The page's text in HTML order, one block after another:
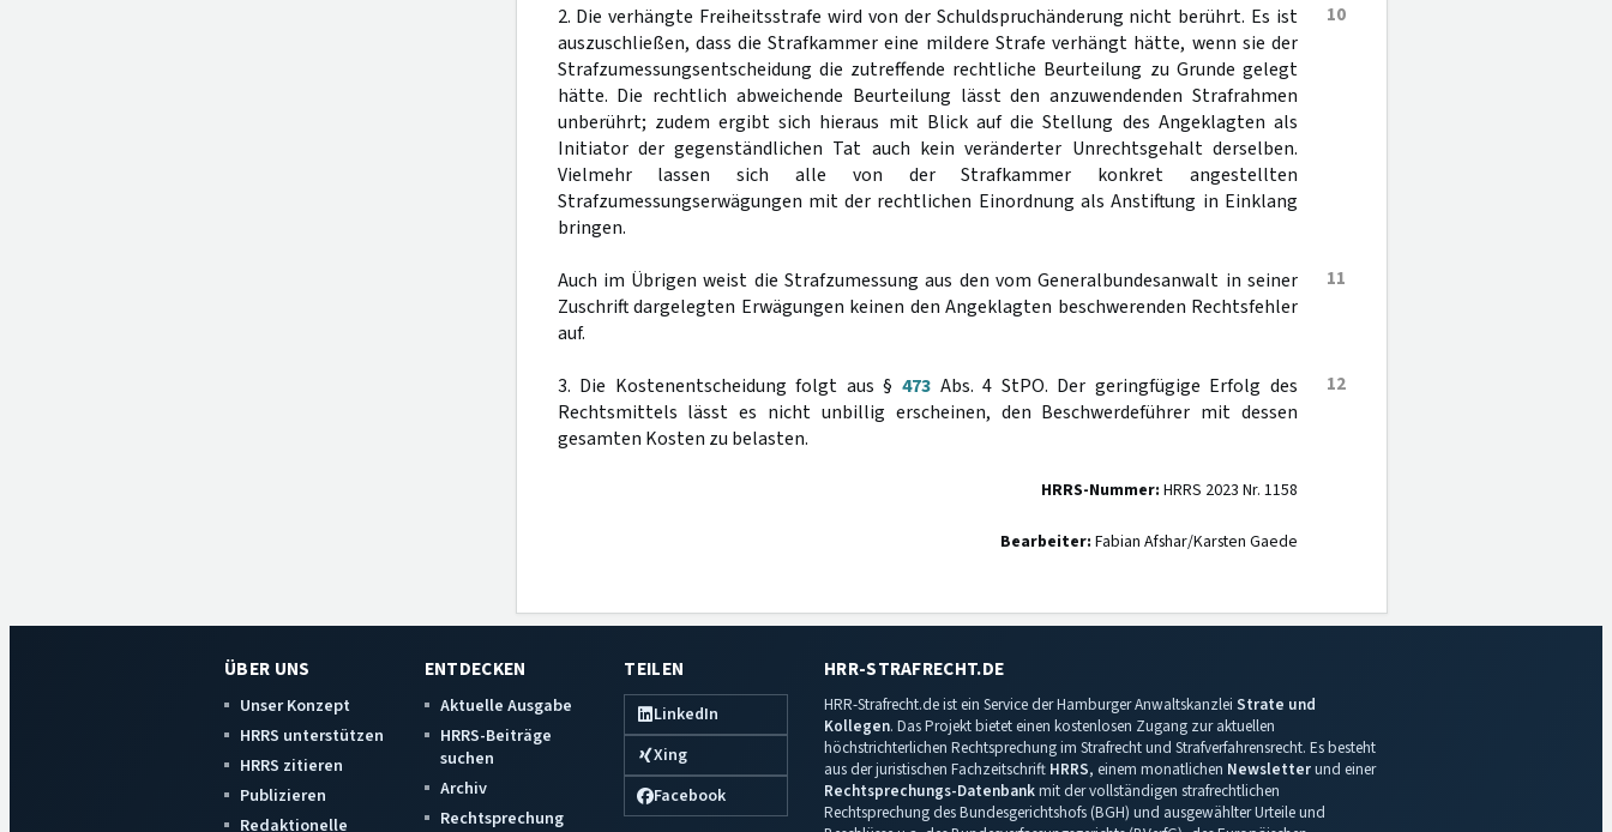
10
2. Die verhängte Freiheitsstrafe wird von der Schuldspruchänderung nicht berührt. Es ist
auszuschließen, dass die Strafkammer eine mildere Strafe verhängt hätte, wenn sie der
Strafzumessungsentscheidung die zutreffende rechtliche Beurteilung zu Grunde gelegt
hätte. Die rechtlich abweichende Beurteilung lässt den anzuwendenden Strafrahmen
unberührt; zudem ergibt sich hieraus mit Blick auf die Stellung des Angeklagten als
Initiator der gegenständlichen Tat auch kein veränderter Unrechtsgehalt derselben.
Vielmehr lassen sich alle von der Strafkammer konkret angestellten
Strafzumessungserwägungen mit der rechtlichen Einordnung als Anstiftung in Einklang
bringen.
11
Auch im Übrigen weist die Strafzumessung aus den vom Generalbundesanwalt in seiner
Zuschrift dargelegten Erwägungen keinen den Angeklagten beschwerenden Rechtsfehler
auf.
12
3. Die Kostenentscheidung folgt aus § 473Abs. 4 StPO. Der geringfügige Erfolg des
Rechtsmittels lässt es nicht unbillig erscheinen, den Beschwerdeführer mit dessen
gesamten Kosten zu belasten.
HRRS-Nummer: HRRS 2023 Nr. 1158
Bearbeiter: Fabian Afshar/Karsten Gaede
ÜBER UNS
Unser Konzept
HRRS unterstützen
HRRS zitieren
Publizieren
Redaktionelle
ENTDECKEN
Aktuelle Ausgabe
HRRS-Beiträge
suchen
Archiv
Rechtsprechung
TEILEN
LinkedIn
Xing
Facebook
HRR-STRAFRECHT.DE
HRR-Strafrecht.de ist ein Service der Hamburger Anwaltskanzlei Strate und
Kollegen. Das Projekt bietet einen kostenlosen Zugang zur aktuellen
höchstrichterlichen Rechtsprechung im Strafrecht und Strafverfahrensrecht. Es besteht
aus der juristischen Fachzeitschrift HRRS, einem monatlichen Newsletterund einer
Rechtsprechungs-Datenbankmit der vollständigen strafrechtlichen
Rechtsprechung des Bundesgerichtshofs (BGH) und ausgewählter Urteile und